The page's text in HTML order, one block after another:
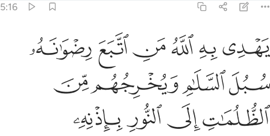
5:16
يهدي به الله من اتبع رضوانه سبل السلام ويخرجهم من الظلمات الى
يَهْدِى بِهِ ٱللَّهُ مَنِ ٱتَّبَعَ رِضْوَٰنَهُۥ سُبُلَ ٱلسَّلَـٰمِ وَيُخْرِجُهُم مِّنَ ٱلظُّلُمَـٰتِ
ﱵﱶﱷﱸﱹﱺ
ﱻﱼﱽﱾ
ﱿﲀﲁﲂ